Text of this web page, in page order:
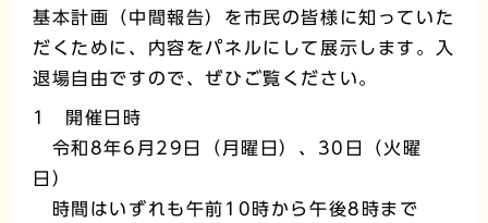
基本計画（中間報告）を市民の皆様に知っていた
だくために、内容をパネルにして展示します。入
退場自由ですので、ぜひご覧ください。
1 開催日時
令和8年6月29日（月曜日）、30日（火曜
日）
時間はいずれも午前10時から午後8時まで